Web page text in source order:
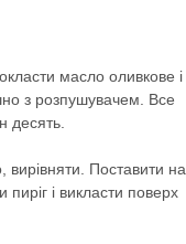
масло оливкове і
з розпушувачем. Все
десять.
вирівняти. Поставити на
і викласти поверх